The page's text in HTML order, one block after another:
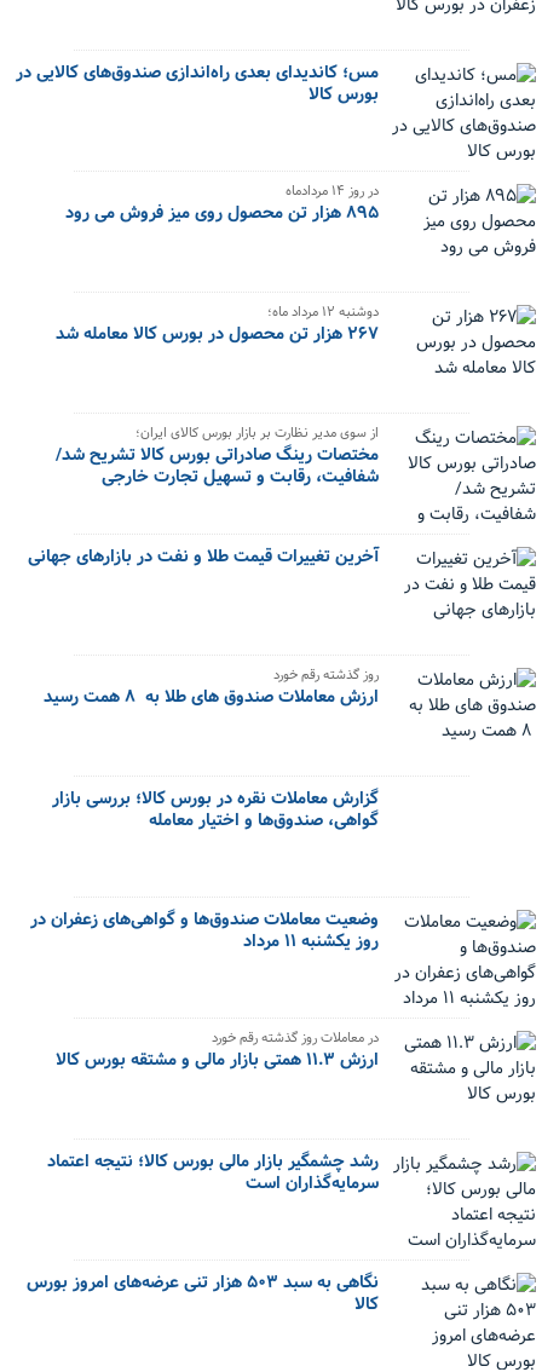
مس؛ کاندیدای بعدی راه‌اندازی صندوق‌های کالایی در
بورس کالا
در روز ۱۴ مردادماه
۸۹۵ هزار تن محصول روی میز فروش می رود
دوشنبه ۱۲ مرداد ماه؛
۲۶۷ هزار تن محصول در بورس کالا معامله شد
از سوی مدیر نظارت بر بازار بورس کالای ایران؛
مختصات رینگ صادراتی بورس کالا تشریح شد/
شفافیت، رقابت و تسهیل تجارت خارجی
آخرین تغییرات قیمت طلا و نفت در بازارهای جهانی
روز گذشته رقم خورد
ارزش معاملات صندوق های طلا به ۸ همت رسید
گزارش معاملات نقره در بورس کالا؛ بررسی بازار
گواهی، صندوق‌ها و اختیار معامله
وضعیت معاملات صندوق‌ها و گواهی‌های زعفران در
روز یکشنبه ۱۱ مرداد
در معاملات روز گذشته رقم خورد
ارزش ۱۱.۳ همتی بازار مالی و مشتقه بورس کالا
رشد چشمگیر بازار مالی بورس کالا؛ نتیجه اعتماد
سرمایه‌گذاران است
نگاهی به سبد ۵۰۳ هزار تنی عرضه‌های امروز بورس
کالا